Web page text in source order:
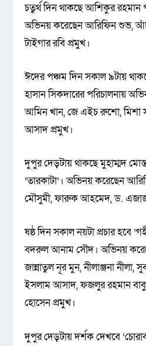
চতুর্থ দিন থাকছে আশিকুর রহমান
অভিনয় করেছেন আরিফিন শুভ,
টাইগার রবি প্রমুখ।
ঈদের পঞ্চম দিন সকাল ৯টায়
হাসান সিকদারের পরিচালনায়
আমিন খান, জে এইচ রুশো, মিশা
আসাদ প্রমুখ।
দুপুর দেড়টায় থাকছে মুহাম্মদ
‘তারকাটা’। অভিনয় করেছেন
মৌসুমী, ফারুক আহমেদ, ড.
ষষ্ঠ দিন সকাল নয়টা প্রচার হবে
বদরুল আনাম সৌদ। অভিনয়
জান্নাতুল নূর মুন, নীলাঞ্জনা নীলা,
ইসলাম আসাদ, ফজলুর রহমান
হোসেন প্রমুখ।
দুপুর দেড়টায় দর্শক দেখবে